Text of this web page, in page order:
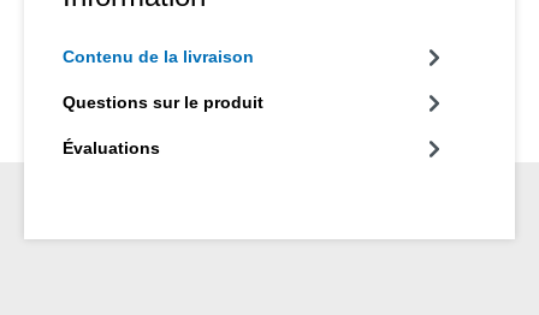
Contenu de la livraison
Questions sur le produit
Évaluations